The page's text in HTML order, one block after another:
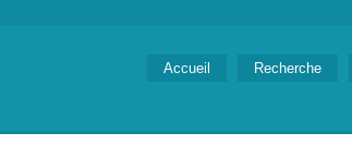
Accueil Recherche